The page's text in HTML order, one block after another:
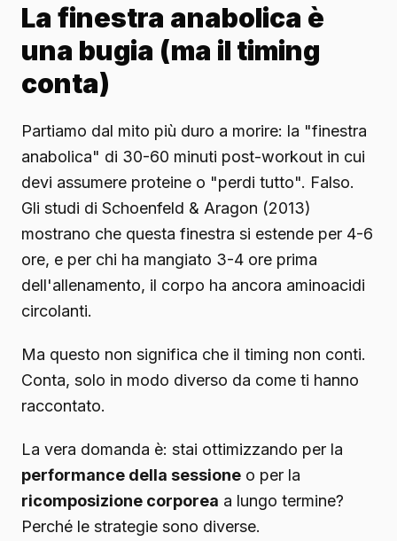
La finestra anabolica è
una bugia (ma il timing
conta)
Partiamo dal mito più duro a morire: la "finestra
anabolica" di 30-60 minuti post-workout in cui
devi assumere proteine o "perdi tutto". Falso.
Gli studi di Schoenfeld & Aragon (2013)
mostrano che questa finestra si estende per 4-6
ore, e per chi ha mangiato 3-4 ore prima
dell'allenamento, il corpo ha ancora aminoacidi
circolanti.
Ma questo non significa che il timing non conti.
Conta, solo in modo diverso da come ti hanno
raccontato.
La vera domanda è: stai ottimizzando per la
performance della sessione o per la
ricomposizione corporea a lungo termine?
Perché le strategie sono diverse.